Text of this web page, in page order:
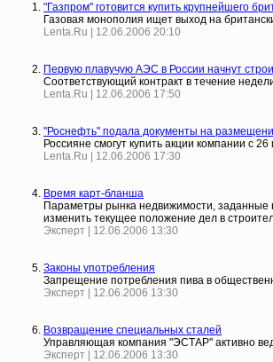
"Газпром" готовится купить крупнейшего
Газовая монополия ищет выход на
Lenta.Ru | 12.06.2006 20:10
Первую плавучую АЭС в России начнут
Соответствующий контракт в течение
Lenta.Ru | 12.06.2006 17:50
"Роснефть" подала документы на
Россияне смогут купить акции компании с
Lenta.Ru | 12.06.2006 17:30
Время карт-бланша
Параметры рынка недвижимости, заданные
изменить текущее положение дел в
Эксперт | 12.06.2006 13:30
Законы употребления
Запрещение потребления пива в
Эксперт | 12.06.2006 13:30
Возвращение специальных сталей
Управляющая компания "ЭСТАР" активно
Эксперт | 12.06.2006 13:30